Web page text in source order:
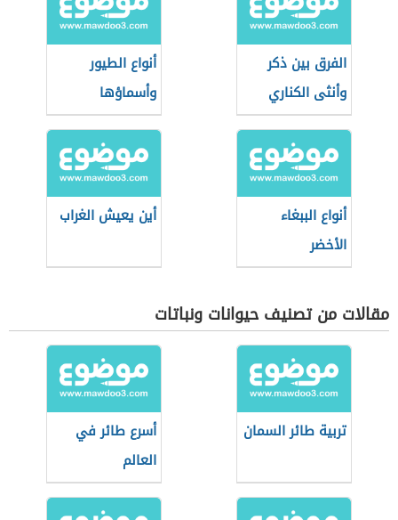
الفرق بين ذكر
وأنثى الكناري
أنواع الطيور
وأسماؤها
أنواع الببغاء
الأخضر
أين يعيش الغراب
مقالات من تصنيف حيوانات ونباتات
تربية طائر السمان
أسرع طائر في
العالم